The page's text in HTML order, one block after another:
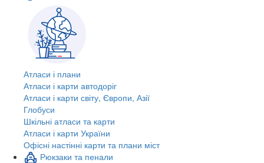
Атласи і плани
Атласи і карти автодоріг
Атласи і карти світу, Європи, Азії
Глобуси
Шкільні атласи та карти
Атласи і карти України
Офісні настінні карти та плани міст
Рюкзаки та пенали